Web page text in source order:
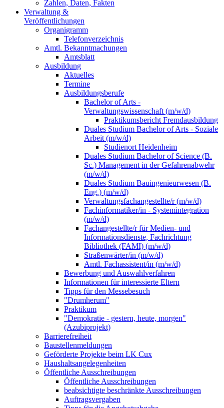
Zahlen, Daten, Fakten
Verwaltung &
Veröffentlichungen
Organigramm
Telefonverzeichnis
Amtl. Bekanntmachungen
Amtsblatt
Ausbildung
Aktuelles
Termine
Ausbildungsberufe
Bachelor of Arts -
Verwaltungswissenschaft (m/w/d)
Praktikumsbericht Fremdausbildung
Duales Studium Bachelor of Arts - Soziale
Arbeit (m/w/d)
Studienort Heidenheim
Duales Studium Bachelor of Science (B.
Sc.) Management in der Gefahrenabwehr
(m/w/d)
Duales Studium Bauingenieurwesen (B.
Eng.) (m/w/d)
Verwaltungsfachangestellte/r (m/w/d)
Fachinformatiker/in - Systemintegration
(m/w/d)
Fachangestellte/r für Medien- und
Informationsdienste, Fachrichtung
Bibliothek (FAMI) (m/w/d)
Straßenwärter/in (m/w/d)
Amtl. Fachassistent/in (m/w/d)
Bewerbung und Auswahlverfahren
Informationen für interessierte Eltern
Tipps für den Messebesuch
"Drumherum"
Praktikum
"Demokratie - gestern, heute, morgen"
(Azubiprojekt)
Barrierefreiheit
Baustellenmeldungen
Geförderte Projekte beim LK Cux
Haushaltsangelegenheiten
Öffentliche Ausschreibungen
Öffentliche Ausschreibungen
beabsichtigte beschränkte Ausschreibungen
Auftragsvergaben